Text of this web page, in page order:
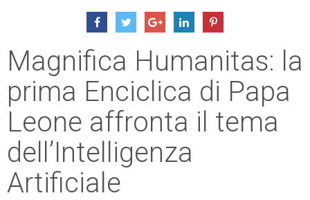
Magnifica Humanitas: la
prima Enciclica di Papa
Leone affronta il tema
dell’Intelligenza
Artificiale